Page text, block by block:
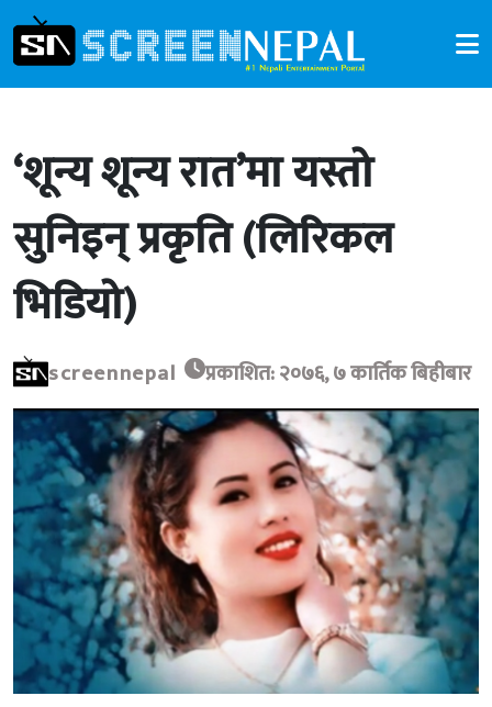
‘शून्य शून्य रात’मा यस्तो
सुनिइन् प्रकृति (लिरिकल
भिडियो)
screennepal प्रकाशित: २०७६, ७ कार्तिक बिहीबार